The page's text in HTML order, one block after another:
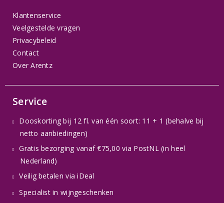
Klantenservice
Veelgestelde vragen
Privacybeleid
Contact
Over Arentz
Service
Dooskorting bij 12 fl. van één soort: 11 + 1 (behalve bij
netto aanbiedingen)
Gratis bezorging vanaf €75,00 via PostNL (in heel
Nederland)
Veilig betalen via iDeal
Specialist in wijngeschenken